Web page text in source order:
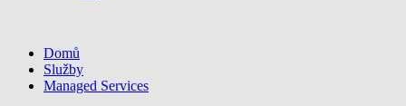
Domů
Služby
Managed Services